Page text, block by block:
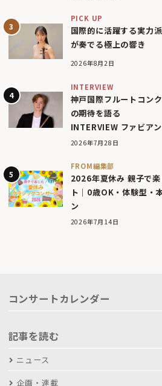
PICK UP
国際的に活躍する実力
が奏でる極上の響き
2026年8月2日
INTERVIEW
神戸国際フルートコン
の期待を語る
INTERVIEW ファビア
2026年7月28日
FROM編集部
2026年夏休み 親子で
ト｜0歳OK・体験型・
ン
2026年7月14日
コンサートカレンダー
記事を読む
ニュース
企画・連載